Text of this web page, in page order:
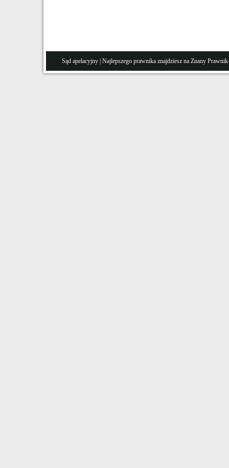
Sąd apelacyjny | Najlepszego prawnika znajdziesz na Znany Prawnik